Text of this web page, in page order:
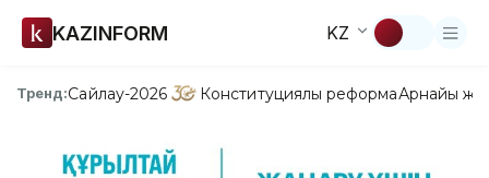
KAZINFORM KZ
Тренд:Сайлау-2026 Конституциялық реформаАрнайы